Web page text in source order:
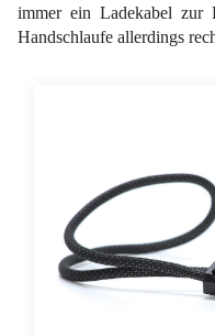
immer ein Ladekabel
Handschlaufe allerdings